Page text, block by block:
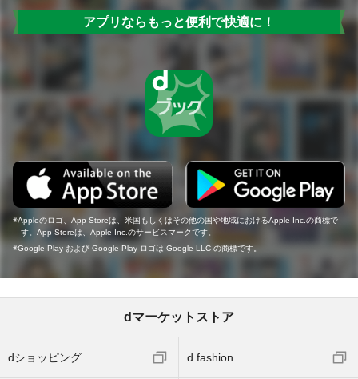
アプリならもっと便利で快適に！
Appleのロゴ、App Storeは、米国もしくはその他の国や地域におけるApple Inc.の商標で
す。App Storeは、Apple Inc.のサービスマークです。
Google Play および Google Play ロゴは Google LLC の商標です。
dマーケットストア
dショッピング d fashion